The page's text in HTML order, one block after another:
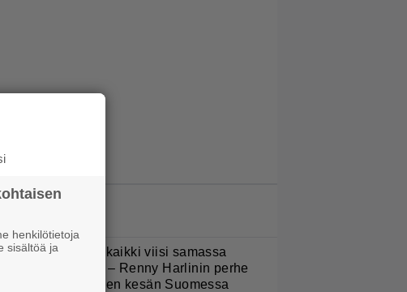
1. ”Nukuimme kaikki viisi samassa
huoneessa” – Renny Harlinin perhe
vietti unelmien kesän Suomessa
henkilötietoja
sisältöä ja